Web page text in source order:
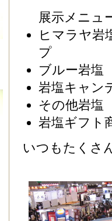
展示メニュ
ヒマラヤ岩
プ
ブルー岩塩
岩塩キャン
その他岩
岩塩ギフト
いつもたくさ